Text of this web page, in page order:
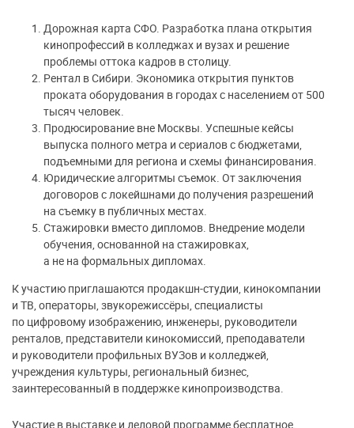
Дорожная карта СФО. Разработка плана открытия
кинопрофессий в колледжах и вузах и решение
проблемы оттока кадров в столицу.
Рентал в Сибири. Экономика открытия пунктов
проката оборудования в городах с населением от 500
тысяч человек.
Продюсирование вне Москвы. Успешные кейсы
выпуска полного метра и сериалов с бюджетами,
подъемными для региона и схемы финансирования.
Юридические алгоритмы съемок. От заключения
договоров с локейшнами до получения разрешений
на съемку в публичных местах.
Стажировки вместо дипломов. Внедрение модели
обучения, основанной на стажировках,
а не на формальных дипломах.
К участию приглашаются продакшн-студии, кинокомпании
и ТВ, операторы, звукорежиссёры, специалисты
по цифровому изображению, инженеры, руководители
ренталов, представители кинокомиссий, преподаватели
и руководители профильных ВУЗов и колледжей,
учреждения культуры, региональный бизнес,
заинтересованный в поддержке кинопроизводства.
Участие в выставке и деловой программе бесплатное.